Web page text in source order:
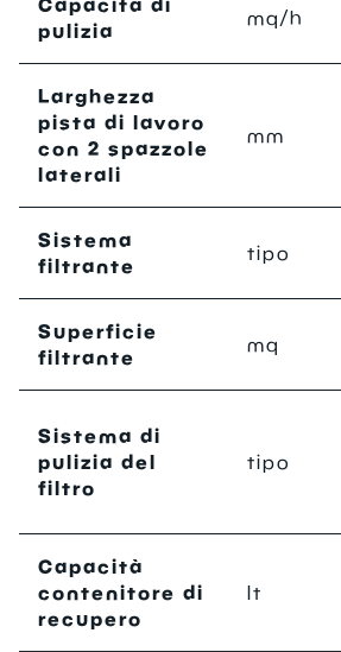
Capacità di
pulizia
mq/h
Larghezza
pista di lavoro
con 2 spazzole
laterali
mm
Sistema
filtrante
tipo
Superficie
filtrante
mq
Sistema di
pulizia del
filtro
tipo
Capacità
contenitore di
recupero
lt